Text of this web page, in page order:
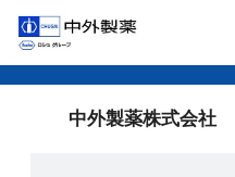
中外製薬株式会社